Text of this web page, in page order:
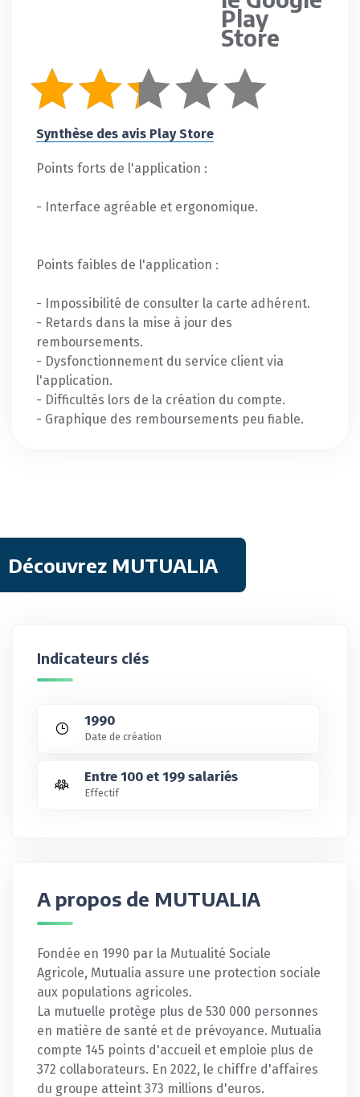
Play
Store
Synthèse des avis Play Store
Points forts de l'application :
- Interface agréable et ergonomique.
Points faibles de l'application :
- Impossibilité de consulter la carte adhérent.
- Retards dans la mise à jour des
remboursements.
- Dysfonctionnement du service client via
l'application.
- Difficultés lors de la création du compte.
- Graphique des remboursements peu fiable.
Découvrez MUTUALIA
Indicateurs clés
1990
Date de création
Entre 100 et 199 salariés
Effectif
A propos de MUTUALIA
Fondée en 1990 par la Mutualité Sociale
Agricole, Mutualia assure une protection sociale
aux populations agricoles.
La mutuelle protège plus de 530 000 personnes
en matière de santé et de prévoyance. Mutualia
compte 145 points d'accueil et emploie plus de
372 collaborateurs. En 2022, le chiffre d'affaires
du groupe atteint 373 millions d'euros.